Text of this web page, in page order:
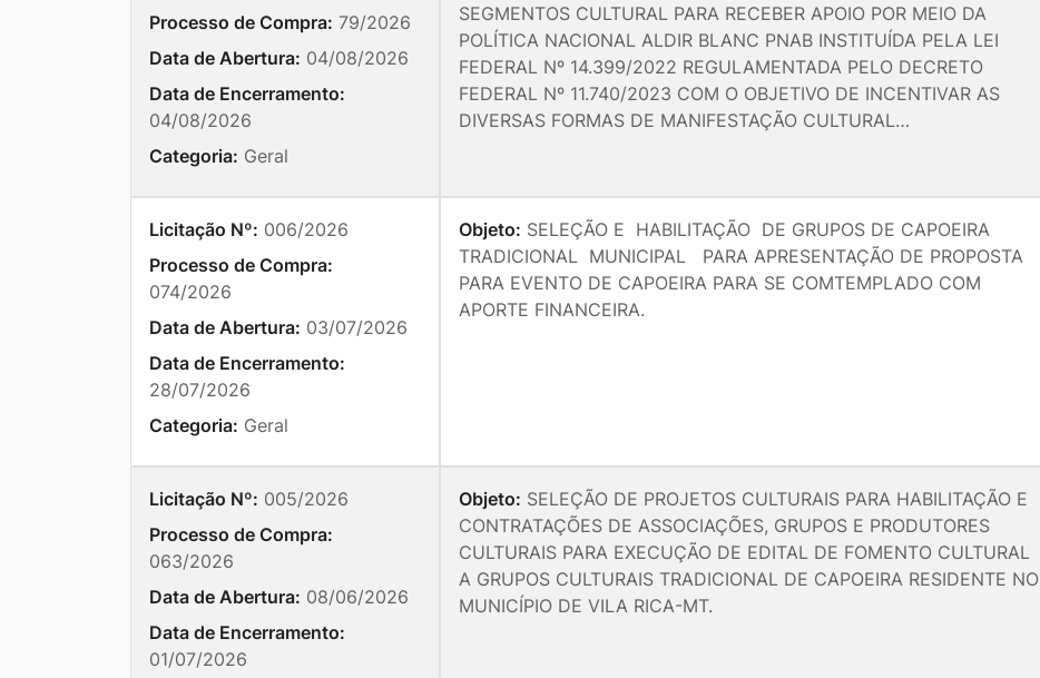
Processo de Compra: 79/2026
Data de Abertura: 04/08/2026
Data de Encerramento:
04/08/2026
Categoria: Geral
SEGMENTOS CULTURAL PARA RECEBER APOIO POR MEIO DA
POLÍTICA NACIONAL ALDIR BLANC PNAB INSTITUÍDA PELA LEI
FEDERAL Nº 14.399/2022 REGULAMENTADA PELO DECRETO
FEDERAL Nº 11.740/2023 COM O OBJETIVO DE INCENTIVAR AS
DIVERSAS FORMAS DE MANIFESTAÇÃO CULTURAL…
Licitação Nº: 006/2026
Processo de Compra:
074/2026
Data de Abertura: 03/07/2026
Data de Encerramento:
28/07/2026
Categoria: Geral
Objeto: SELEÇÃO E HABILITAÇÃO DE GRUPOS DE CAPOEIRA
TRADICIONAL MUNICIPAL PARA APRESENTAÇÃO DE PROPOSTA
PARA EVENTO DE CAPOEIRA PARA SE COMTEMPLADO COM
APORTE FINANCEIRA.
Licitação Nº: 005/2026
Processo de Compra:
063/2026
Data de Abertura: 08/06/2026
Data de Encerramento:
01/07/2026
Objeto: SELEÇÃO DE PROJETOS CULTURAIS PARA HABILITAÇÃO E
CONTRATAÇÕES DE ASSOCIAÇÕES, GRUPOS E PRODUTORES
CULTURAIS PARA EXECUÇÃO DE EDITAL DE FOMENTO CULTURAL
A GRUPOS CULTURAIS TRADICIONAL DE CAPOEIRA RESIDENTE NO
MUNICÍPIO DE VILA RICA-MT.